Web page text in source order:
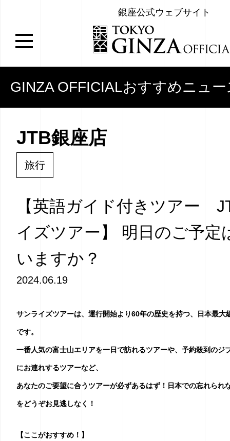
銀座公式ウェブサイト
GINZA OFFICIALおすすめニュー
JTB銀座店
旅行
【英語ガイド付きツアー
イズツアー】 明日のご予定
いますか？
2024.06.19
サンライズツアーは、運行開始より60年の歴史を持つ、日本最大
です。
一番人気の富士山エリアを一日で訪れるツアーや、予約殺到のジ
にお連れするツアーなど、
あなたのご要望に合うツアーが必ずあるはず！日本での忘れられ
をどうぞお見逃しなく！
【ここがおすすめ！】